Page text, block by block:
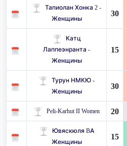
Тапиолан Хонка 2 -
Женщины
30
Катц
Лаппеэнранта -
Женщины
15
Турун НМКЮ -
Женщины
30
Peli-Karhut II Women 20
Ювяскюля BA
Женщины
15